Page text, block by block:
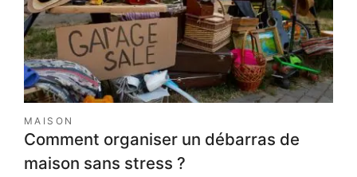
MAISON
Comment organiser un débarras de
maison sans stress ?